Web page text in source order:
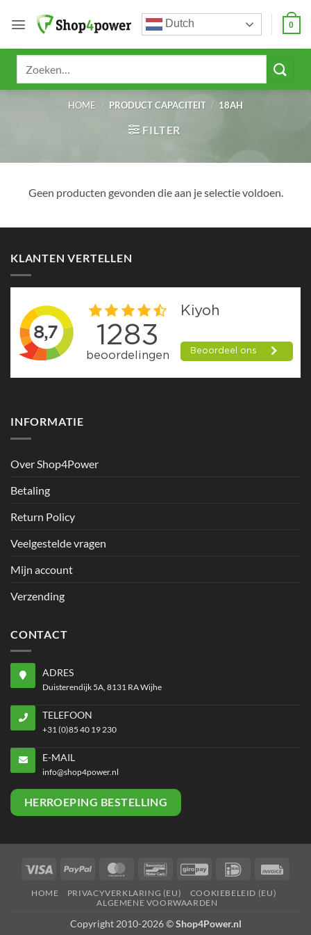
naar
Dutch 0
HOME / PRODUCT CAPACITEIT / 18AH
FILTER
Geen producten gevonden die aan je selectie voldoen.
KLANTEN VERTELLEN
INFORMATIE
Over Shop4Power
Betaling
Return Policy
Veelgestelde vragen
Mijn account
Verzending
CONTACT
ADRES
Duisterendijk 5A, 8131 RA Wijhe
TELEFOON
+31 (0)85 40 19 230
E-MAIL
info@shop4power.nl
HERROEPING BESTELLING
Visa PayPal MasterCardBancontactGiroPay IDeal
HOME PRIVACYVERKLARING (EU)
COOKIEBELEID (EU)
ALGEMENE VOORWAARDEN
Copyright 2010-2026 ©Shop4Power.nl